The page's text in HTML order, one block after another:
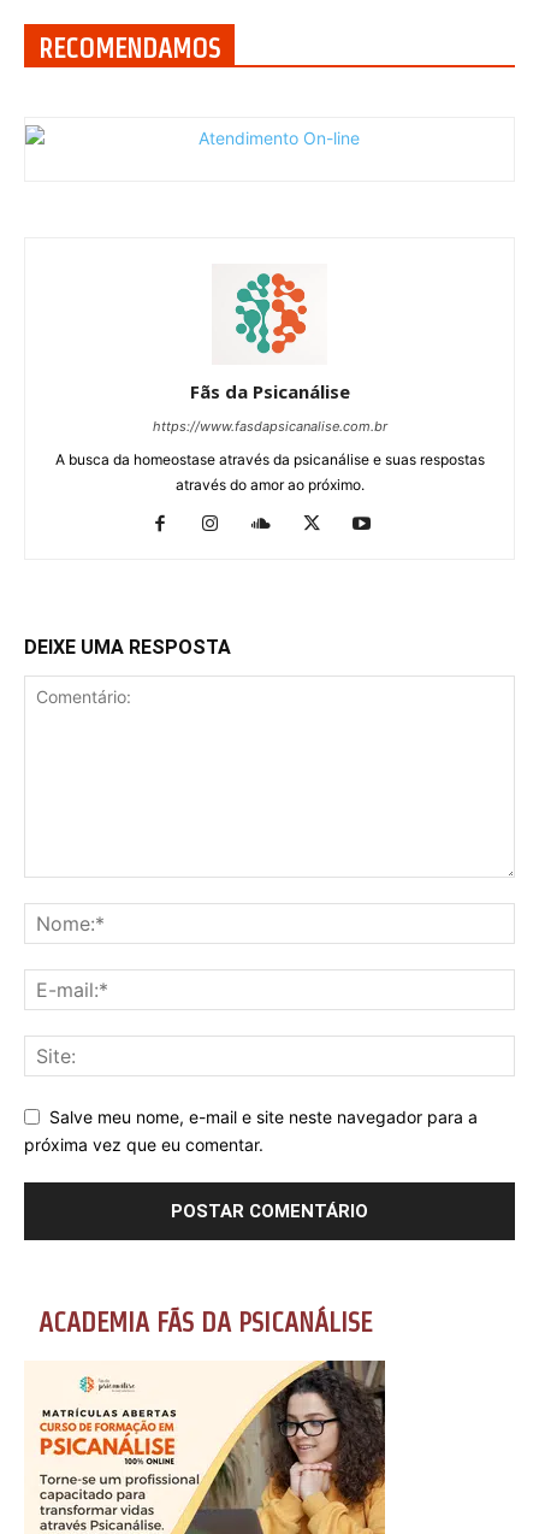
RECOMENDAMOS
Fãs da Psicanálise
https://www.fasdapsicanalise.com.br
A busca da homeostase através da psicanálise e suas respostas
através do amor ao próximo.
DEIXE UMA RESPOSTA
Salve meu nome, e-mail e site neste navegador para a
próxima vez que eu comentar.
ACADEMIA FÃS DA PSICANÁLISE